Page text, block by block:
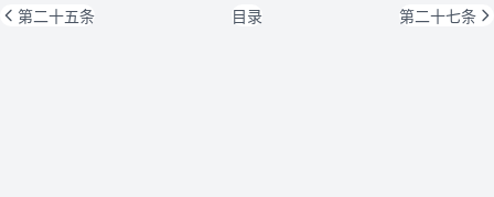
第二十五条 目录 第二十七条